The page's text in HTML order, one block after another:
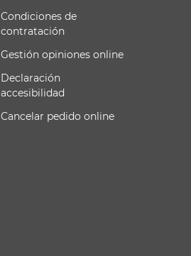
Condiciones de
contratación
Gestión opiniones online
Declaración
accesibilidad
Cancelar pedido online